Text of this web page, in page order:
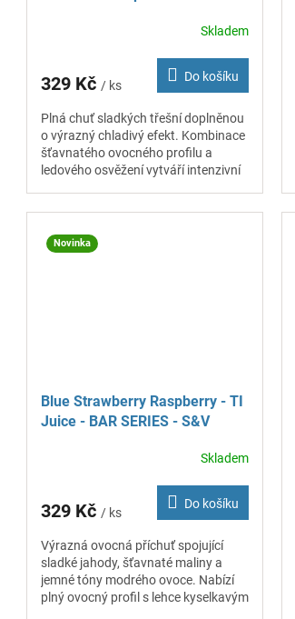
Skladem
329 Kč / ks
Do košíku
Plná chuť sladkých třešní doplněnou
o výrazný chladivý efekt. Kombinace
šťavnatého ovocného profilu a
ledového osvěžení vytváří intenzivní
Novinka
Blue Strawberry Raspberry - TI
Juice - BAR SERIES - S&V
Skladem
329 Kč / ks
Do košíku
Výrazná ovocná příchuť spojující
sladké jahody, šťavnaté maliny a
jemné tóny modrého ovoce. Nabízí
plný ovocný profil s lehce kyselkavým